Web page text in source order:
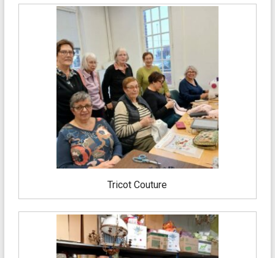
Tricot Couture